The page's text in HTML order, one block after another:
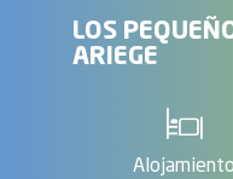
LOS
ARIEGE
Alojamiento